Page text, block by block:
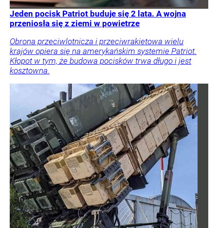
Jeden pocisk Patriot buduje się 2 lata. A wojna
przeniosła się z ziemi w powietrze
Obrona przeciwlotnicza i przeciwrakietowa wielu
krajów opiera się na amerykańskim systemie Patriot.
Kłopot w tym, że budowa pocisków trwa długo i jest
kosztowna.